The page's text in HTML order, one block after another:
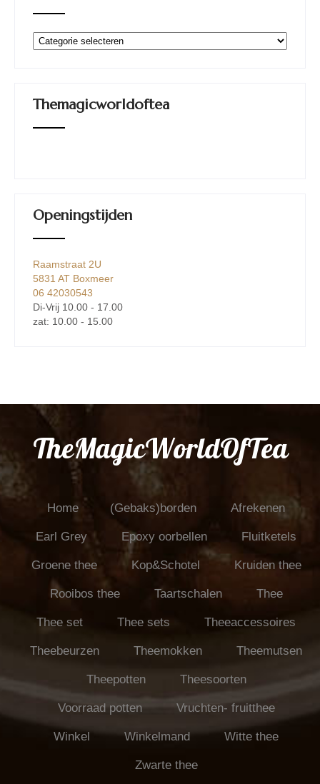
Categorieën
Themagicworldoftea
Openingstijden
Raamstraat 2U
5831 AT Boxmeer
06 42030543
Di-Vrij 10.00 - 17.00
zat: 10.00 - 15.00
TheMagicWorldOfTea
Home (Gebaks)borden Afrekenen
Earl Grey Epoxy oorbellen Fluitketels
Groene thee Kop&Schotel Kruiden thee
Rooibos thee Taartschalen Thee
Thee set Thee sets Theeaccessoires
Theebeurzen Theemokken Theemutsen
Theepotten Theesoorten
Voorraad potten Vruchten- fruitthee
Winkel Winkelmand Witte thee
Zwarte thee